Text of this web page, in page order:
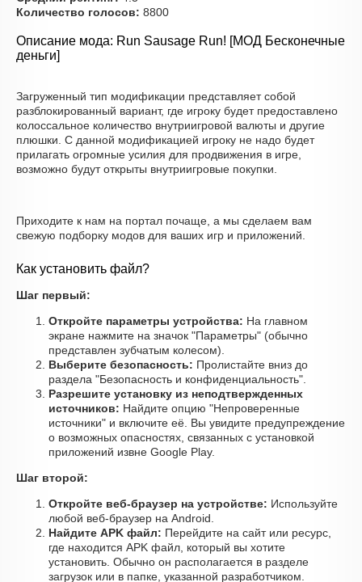
Количество голосов: 8800
Описание мода: Run Sausage Run! [МОД Бесконечные
деньги]
Загруженный тип модификации представляет собой
разблокированный вариант, где игроку будет предоставлено
колоссальное количество внутриигровой валюты и другие
плюшки. С данной модификацией игроку не надо будет
прилагать огромные усилия для продвижения в игре,
возможно будут открыты внутриигровые покупки.
Приходите к нам на портал почаще, а мы сделаем вам
свежую подборку модов для ваших игр и приложений.
Как установить файл?
Шаг первый:
Откройте параметры устройства: На главном
экране нажмите на значок "Параметры" (обычно
представлен зубчатым колесом).
Выберите безопасность: Пролистайте вниз до
раздела "Безопасность и конфиденциальность".
Разрешите установку из неподтвержденных
источников: Найдите опцию "Непроверенные
источники" и включите её. Вы увидите предупреждение
о возможных опасностях, связанных с установкой
приложений извне Google Play.
Шаг второй:
Откройте веб-браузер на устройстве: Используйте
любой веб-браузер на Android.
Найдите APK файл: Перейдите на сайт или ресурс,
где находится APK файл, который вы хотите
установить. Обычно он располагается в разделе
загрузок или в папке, указанной разработчиком.